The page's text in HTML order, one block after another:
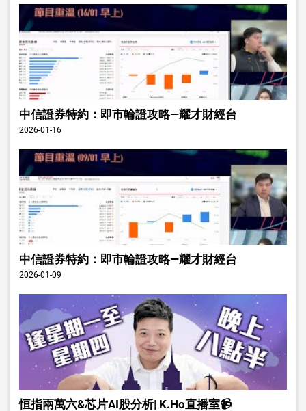
中信證券特約：即市輪證攻略—耀才財經台
2026-01-16
中信證券特約：即市輪證攻略—耀才財經台
2026-01-09
恒指兩萬六&芯片AI股分析| K.Ho直播室📹